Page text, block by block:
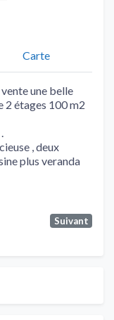
Carte
une belle
2 étages 100 m2
, deux
plus veranda
Suivant